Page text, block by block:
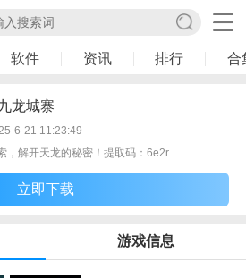
软件 资讯 排行 合
龙城寨
6-21 11:23:49
，解开天龙的秘密！提取码：6e2r
立即下载
游戏信息